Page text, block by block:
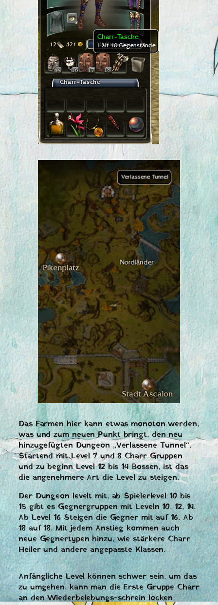
Das Farmen hier kann etwas monoton werden,
was und zum neuen Punkt bringt, den neu
hinzugefügten Dungeon „Verlassene Tunnel“.
Startend mit Level 7 und 8 Charr Gruppen
und zu beginn Level 12 bis 14 Bossen, ist das
die angenehmere Art die Level zu steigen.
Der Dungeon levelt mit, ab Spielerlevel 10 bis
15 gibt es Gegnergruppen mit Leveln 10, 12, 14.
Ab Level 16 Steigen die Gegner mit auf 16. Ab
18 auf 18. Mit jedem Anstieg kommen auch
neue Gegnertypen hinzu, wie stärkere Charr
Heiler und andere angepasste Klassen.
Anfängliche Level können schwer sein, um das
zu umgehen, kann man die Erste Gruppe Charr
an den Wiederbelebungs-schrein locken